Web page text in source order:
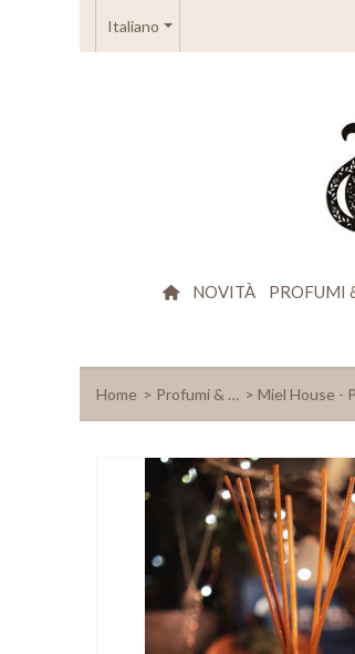
Italiano
NOVITÀ PROFUMI
Home > Profumi & … > Miel House -